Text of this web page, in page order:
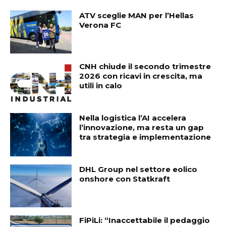
ATV sceglie MAN per l’Hellas
Verona FC
CNH chiude il secondo trimestre
2026 con ricavi in crescita, ma
utili in calo
Nella logistica l’AI accelera
l’innovazione, ma resta un gap
tra strategia e implementazione
DHL Group nel settore eolico
onshore con Statkraft
FiPiLi: “Inaccettabile il pedaggio